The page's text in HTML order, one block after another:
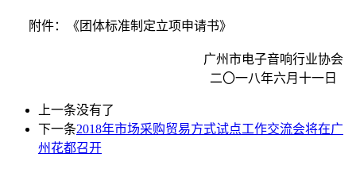
附件：《团体标准制定立项申请书》
广州市电子音响行业协会
二〇一八年六月十一日
上一条没有了
下一条2018年市场采购贸易方式试点工作交流会将在广
州花都召开